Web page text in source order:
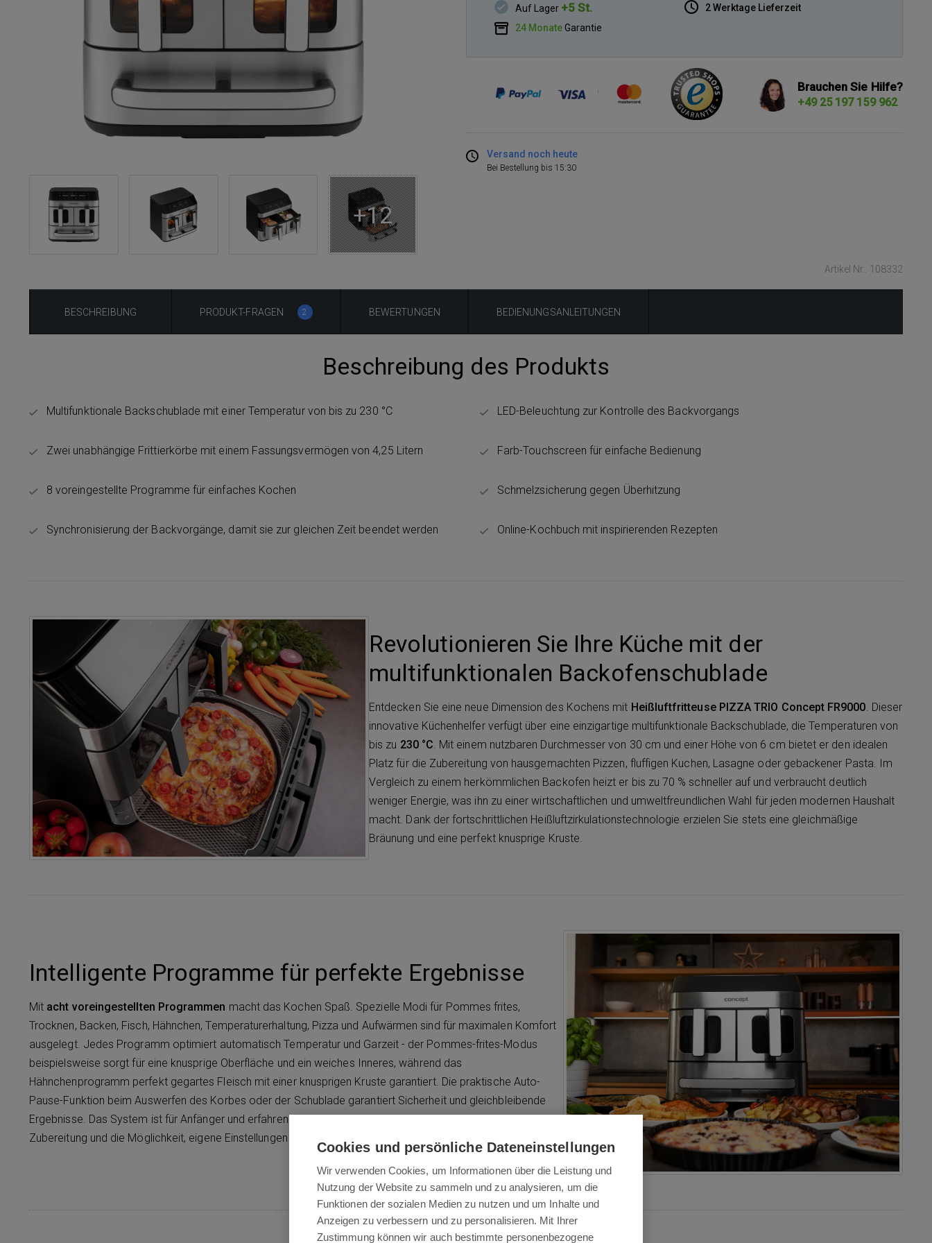
+12
Auf Lager +5 St.
24 MonateGarantie
2 Werktage Lieferzeit
Brauchen Sie Hilfe?
+49 25 197 159 962
Versand noch heute
Bei Bestellung bis 15:30
Artikel Nr.: 108332
BESCHREIBUNG PRODUKT-FRAGEN 2 BEWERTUNGEN BEDIENUNGSANLEITUNGEN
Beschreibung des Produkts
Multifunktionale Backschublade mit einer Temperatur von bis zu 230 °C
Zwei unabhängige Frittierkörbe mit einem Fassungsvermögen von 4,25 Litern
8 voreingestellte Programme für einfaches Kochen
Synchronisierung der Backvorgänge, damit sie zur gleichen Zeit beendet werden
LED-Beleuchtung zur Kontrolle des Backvorgangs
Farb-Touchscreen für einfache Bedienung
Schmelzsicherung gegen Überhitzung
Online-Kochbuch mit inspirierenden Rezepten
Revolutionieren Sie Ihre Küche mit der
multifunktionalen Backofenschublade
Entdecken Sie eine neue Dimension des Kochens mit Heißluftfritteuse PIZZA TRIO Concept FR9000 . Dieser
innovative Küchenhelfer verfügt über eine einzigartige multifunktionale Backschublade, die Temperaturen von
bis zu 230 °C . Mit einem nutzbaren Durchmesser von 30 cm und einer Höhe von 6 cm bietet er den idealen
Platz für die Zubereitung von hausgemachten Pizzen, fluffigen Kuchen, Lasagne oder gebackener Pasta. Im
Vergleich zu einem herkömmlichen Backofen heizt er bis zu 70 % schneller auf und verbraucht deutlich
weniger Energie, was ihn zu einer wirtschaftlichen und umweltfreundlichen Wahl für jeden modernen Haushalt
macht. Dank der fortschrittlichen Heißluftzirkulationstechnologie erzielen Sie stets eine gleichmäßige
Bräunung und eine perfekt knusprige Kruste.
Intelligente Programme für perfekte Ergebnisse
Mit acht voreingestellten Programmen macht das Kochen Spaß. Spezielle Modi für Pommes frites,
Trocknen, Backen, Fisch, Hähnchen, Temperaturerhaltung, Pizza und Aufwärmen sind für maximalen Komfort
ausgelegt. Jedes Programm optimiert automatisch Temperatur und Garzeit - der Pommes-frites-Modus
beispielsweise sorgt für eine knusprige Oberfläche und ein weiches Inneres, während das
Hähnchenprogramm perfekt gegartes Fleisch mit einer knusprigen Kruste garantiert. Die praktische Auto-
Pause-Funktion beim Auswerfen des Korbes oder der Schublade garantiert Sicherheit und gleichbleibende
Ergebnisse. Das System ist für Anfänger und erfahrene Köche gleichermaßen geeignet, die die Präzision der
Zubereitung und die Möglichkeit, eigene Einstellungen vorzunehmen, zu schätzen wissen.
Cookies und persönliche Dateneinstellungen
Wir verwenden Cookies, um Informationen über die Leistung und
Nutzung der Website zu sammeln und zu analysieren, um die
Funktionen der sozialen Medien zu nutzen und um Inhalte und
Anzeigen zu verbessern und zu personalisieren. Mit Ihrer
Zustimmung können wir auch bestimmte personenbezogene